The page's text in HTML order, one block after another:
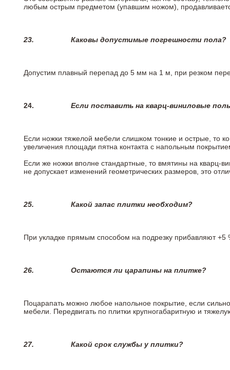
любым острым предметом (упавшим ножом),
23. Каковы допустимые погрешности пола?
Допустим плавный перепад до 5 мм на 1 м, при резком
24. Если поставить на кварц-виниловые
Если ножки тяжелой мебели слишком тонкие и острые, то
увеличения площади пятна контакта с напольным
Если же ножки вполне стандартные, то вмятины на кварц-
не допускает изменений геометрических размеров, это
25. Какой запас плитки необходим?
При укладке прямым способом на подрезку прибавляют +5
26. Остаются ли царапины на плитке?
Поцарапать можно любое напольное покрытие, если
мебели. Передвигать по плитки крупногабаритную и
27. Какой срок службы у плитки?